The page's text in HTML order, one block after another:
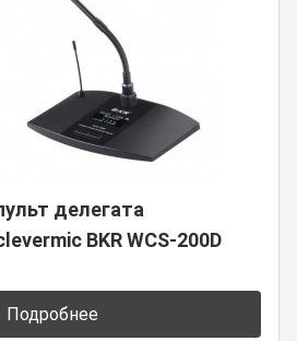
делегата
BKR WCS-200D
Подробнее